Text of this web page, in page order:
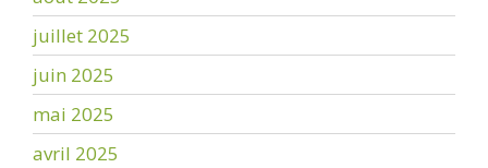
juillet 2025
juin 2025
mai 2025
avril 2025